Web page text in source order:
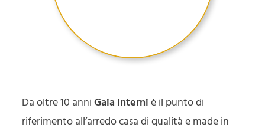
Da oltre 10 anniGaia Interniè il punto di
riferimento all’arredo casa di qualità e made in